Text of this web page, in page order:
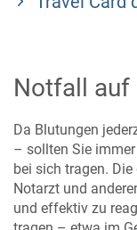
Notfall auf
Da Blutungen
– sollten Sie
bei sich tragen.
Notarzt und
und effektiv zu